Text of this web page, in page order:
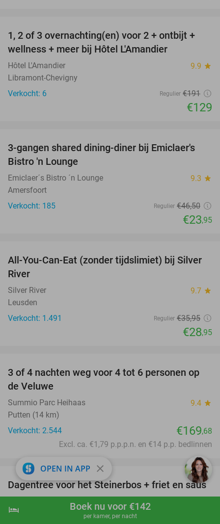
shopping_cart Boek nu
hotel Boek nu voor €142
per kamer, per nacht
32%
TODAY
1, 2 of 3 overnachting(en) voor 2 + ontbijt +
wellness + meer bij Hôtel L'Amandier
Hôtel L'Amandier 9.9 star
Libramont-Chevigny
Verkocht: 6
Regulier €191
€129
48%
3-gangen shared dining-diner bij Emiclaer's
Bistro 'n Lounge
Emiclaer´s Bistro ´n Lounge 9.3 star
Amersfoort
Verkocht: 185
Regulier €46,50
€23,95
19%
All-You-Can-Eat (zonder tijdslimiet) bij Silver
River
Silver River 9.7 star
Leusden
Verkocht: 1.491
Regulier €35,95
€28,95
3 of 4 nachten weg voor 4 tot 6 personen op
de Veluwe
Summio Parc Heihaas 9.4 star
Putten (14 km)
Verkocht: 2.544
€169,68
Excl. ca. €1,79 p.p.p.n. en €14 p.p. bedlinnen
37%
favorite_border
Dagentree voor het Steinerbos + friet en saus
Belevenispark Steinerbos
Stein
OPEN IN APP close